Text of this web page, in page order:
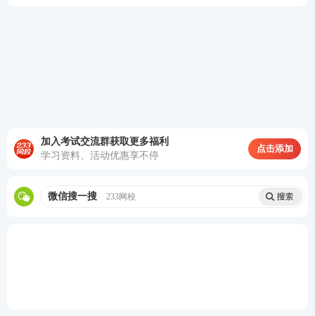
住房城乡建设部有关部门根据教育部《普通高等学校
原专业对照表编制了新版专业对照表，详情请见网
加入考试交流群获取更多福利
学习资料、活动优惠享不停
点击添加
微信搜一搜 233网校